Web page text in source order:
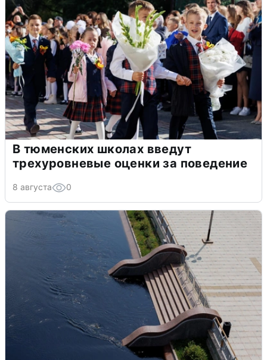
В тюменских школах введут
трехуровневые оценки за поведение
8 августа 0